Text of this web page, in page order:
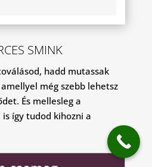
SMINK
hadd mutassak
még szebb lehetsz
És mellesleg a
így tudod kihozni a